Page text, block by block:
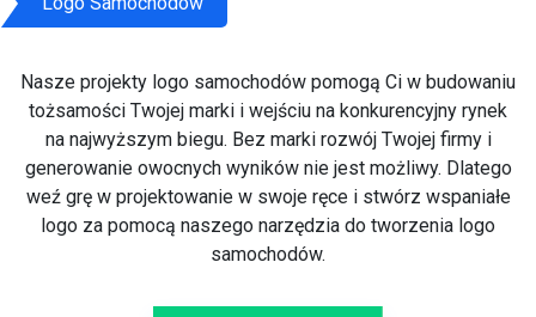
Nasze projekty logo samochodów pomogą Ci w budowaniu
tożsamości Twojej marki i wejściu na konkurencyjny rynek
na najwyższym biegu. Bez marki rozwój Twojej firmy i
generowanie owocnych wyników nie jest możliwy. Dlatego
weź grę w projektowanie w swoje ręce i stwórz wspaniałe
logo za pomocą naszego narzędzia do tworzenia logo
samochodów.